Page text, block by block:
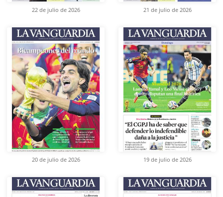
22 de julio de 2026 21 de julio de 2026
20 de julio de 2026 19 de julio de 2026